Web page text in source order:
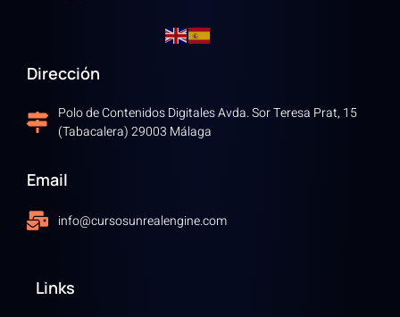
Dirección
Polo de Contenidos Digitales Avda. Sor Teresa Prat, 15
(Tabacalera) 29003 Málaga
Email
info@cursosunrealengine.com
Links